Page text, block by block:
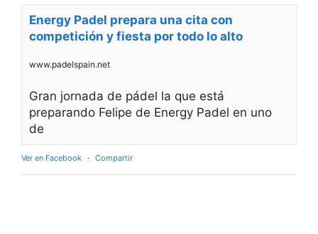
Energy Padel prepara una cita con
competición y fiesta por todo lo alto
www.padelspain.net
Gran jornada de pádel la que está
preparando Felipe de Energy Padel en uno
de
Ver en Facebook · Compartir